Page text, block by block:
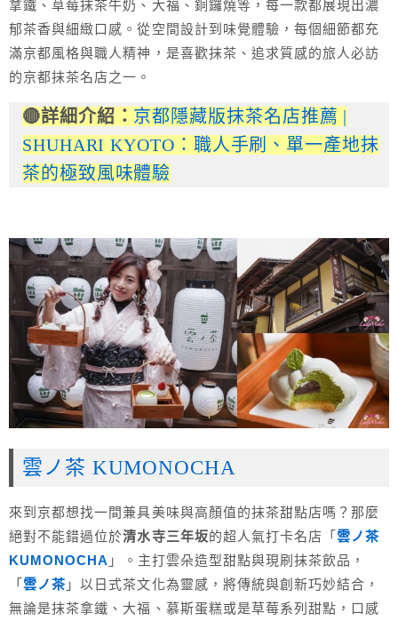
拿鐵、草莓抹茶牛奶、大福、銅鑼燒等，每一款都展現出濃
郁茶香與細緻口感。從空間設計到味覺體驗，每個細節都充
滿京都風格與職人精神，是喜歡抹茶、追求質感的旅人必訪
的京都抹茶名店之一。
🔴詳細介紹： 京都隱藏版抹茶名店推薦 |
SHUHARI KYOTO：職人手刷、單一產地抹
茶的極致風味體驗
雲ノ茶 KUMONOCHA
來到京都想找一間兼具美味與高顏值的抹茶甜點店嗎？那麼
絕對不能錯過位於清水寺三年坂的超人氣打卡名店「雲ノ茶
KUMONOCHA 」。主打雲朵造型甜點與現刷抹茶飲品，
「雲ノ茶 」以日式茶文化為靈感，將傳統與創新巧妙結合，
無論是抹茶拿鐵、大福、慕斯蛋糕或是草莓系列甜點，口感